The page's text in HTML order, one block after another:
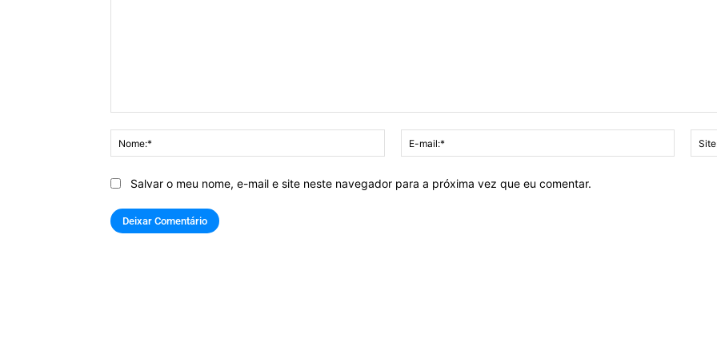
Nome:*
mail:*
Salvar o meu nome, e-mail e site neste navegador para a próxima vez que eu comentar.